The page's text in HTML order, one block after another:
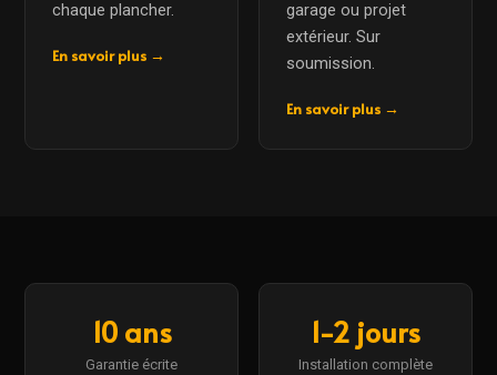
chaque plancher.
En savoir plus →
garage ou projet
extérieur. Sur
soumission.
En savoir plus →
10 ans
Garantie écrite
1-2 jours
Installation complète